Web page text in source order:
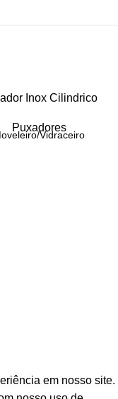
Inox Cilindrico
Puxadores
Vidraceiro
em nosso site.